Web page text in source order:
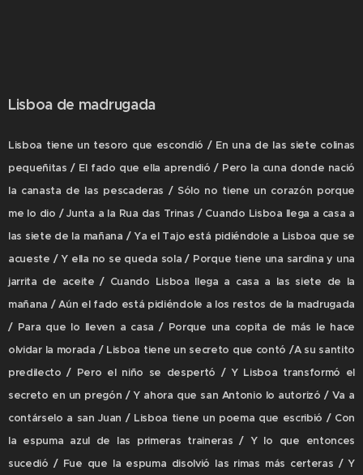
Lisboa de madrugada
Lisboa tiene un tesoro que escondió / En una de las siete colinas
pequeñitas / El fado que ella aprendió / Pero la cuna donde nació
la canasta de las pescaderas / Sólo no tiene un corazón porque
me lo dio / Junta a la Rua das Trinas / Cuando Lisboa llega a casa a
las siete de la mañana / Ya el Tajo está pidiéndole a Lisboa que se
acueste / Y ella no se queda sola / Porque tiene una sardina y una
jarrita de aceite / Cuando Lisboa llega a casa a las siete de la
mañana / Aún el fado está pidiéndole a los restos de la madrugada
/ Para que lo lleven a casa / Porque una copita de más le hace
olvidar la morada / Lisboa tiene un secreto que contó /A su santito
predilecto / Pero el niño se despertó / Y Lisboa transformó el
secreto en un pregón / Y ahora que san Antonio lo autorizó / Va a
contárselo a san Juan / Lisboa tiene un poema que escribió / Con
la espuma azul de las primeras traineras / Y lo que entonces
sucedió / Fue que la espuma disolvió las rimas más certeras / Y